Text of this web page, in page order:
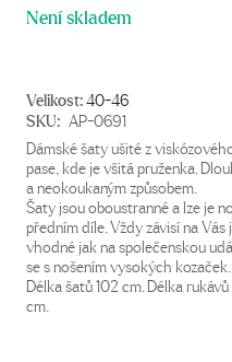
Není skladem
Velikost:40-46
SKU: AP-0691
Dámské šaty ušité z
pase, kde je všitá pruženka.
a neokoukaným způsobem.
Šaty jsou oboustranné a lze je
předním díle. Vždy závisí na
vhodné jak na společenskou
se s nošením vysokých kozaček.
Délka šatů 102 cm. Délka
cm.